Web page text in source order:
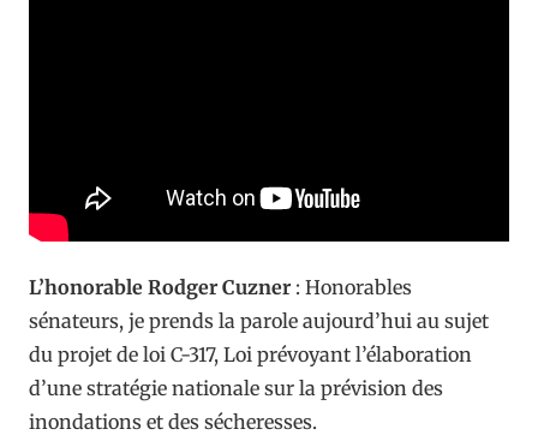
L’honorable Rodger Cuzner : Honorables
sénateurs, je prends la parole aujourd’hui au sujet
du projet de loi C-317, Loi prévoyant l’élaboration
d’une stratégie nationale sur la prévision des
inondations et des sécheresses.